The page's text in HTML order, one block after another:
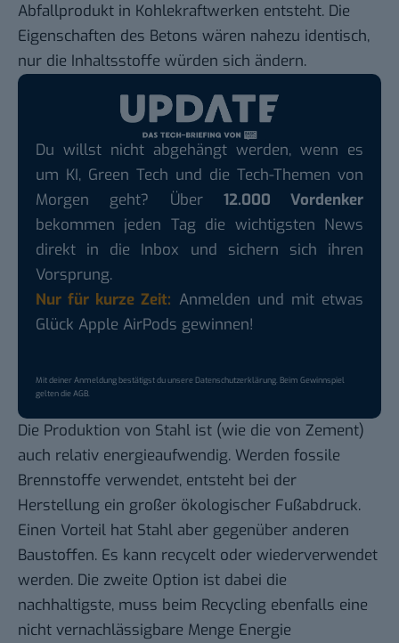
Abfallprodukt in Kohlekraftwerken entsteht. Die
Eigenschaften des Betons wären nahezu identisch,
nur die Inhaltsstoffe würden sich ändern.
Du willst nicht abgehängt werden, wenn es
um KI, Green Tech und die Tech-Themen von
Morgen geht? Über 12.000 Vordenker
bekommen jeden Tag die wichtigsten News
direkt in die Inbox und sichern sich ihren
Vorsprung.
Nur für kurze Zeit: Anmelden und mit etwas
Glück Apple AirPods gewinnen!
Mit deiner Anmeldung bestätigst du unsereDatenschutzerklärung. Beim Gewinnspiel
gelten dieAGB.
Die Produktion von Stahl ist (wie die von Zement)
auch relativ energieaufwendig. Werden fossile
Brennstoffe verwendet, entsteht bei der
Herstellung ein großer ökologischer Fußabdruck.
Einen Vorteil hat Stahl aber gegenüber anderen
Baustoffen. Es kann recycelt oder wiederverwendet
werden. Die zweite Option ist dabei die
nachhaltigste, muss beim Recycling ebenfalls eine
nicht vernachlässigbare Menge Energie